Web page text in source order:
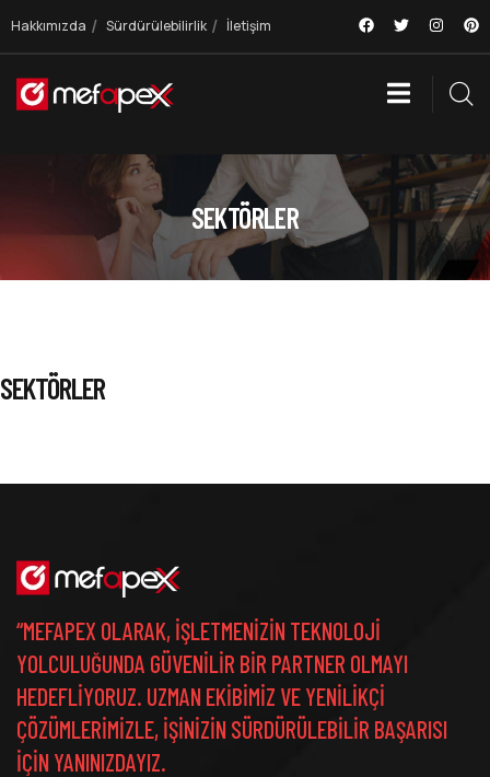
Hakkımızda Sürdürülebilirlik İletişim
SEKTÖRLER
SEKTÖRLER
“MEFAPEX OLARAK, IŞLETMENIZIN TEKNOLOJI
YOLCULUĞUNDA GÜVENILIR BIR PARTNER OLMAYI
HEDEFLIYORUZ. UZMAN EKIBIMIZ VE YENILIKÇI
ÇÖZÜMLERIMIZLE, IŞINIZIN SÜRDÜRÜLEBILIR BAŞARISI
IÇIN YANINIZDAYIZ.